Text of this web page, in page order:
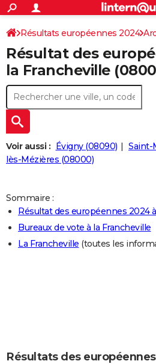
ACTUALITÉS
Politique
Société
Faits Divers
Education
Monde
Villes
+
SPORT
Coupe du monde 2026
Football
Tennis
Cyclisme
Rugby
Forum
CULTURE
Programme TV
TNT
Streaming
Cinéma
Sorties cinéma
Musique
+
FINANCE
Retraite
Impôts
Epargne
Immobilier
Risques naturels par ville
Banque
Assurance
Crédit
AUTO
Essais
Réserver un essai
Citadines
Berlines
SUV
Forum auto
+
HIGH-TECH
Mobiles
Meilleur smartphone
Internet
Ordinateurs
Jeux vidéo
Guide high-tech
+
BRICOLAGE
Guides de France
Escapades
Patrimoine
Expositions
Musées
Week-end nature
LIFESTYLE
Art de vivre
Bien-être
Loisirs
Mode
Modes de vie
CARTE DE VOEUX
S'inscrire
Résultats européennes 2024
Résultat des
la Francheville
Voir aussi : Évigny (08090) Saint-
lès-Mézières (08000)
Sommaire :
Résultat des européennes 2024
Bureaux de vote à la Francheville
La Francheville (toutes les
Résultats des